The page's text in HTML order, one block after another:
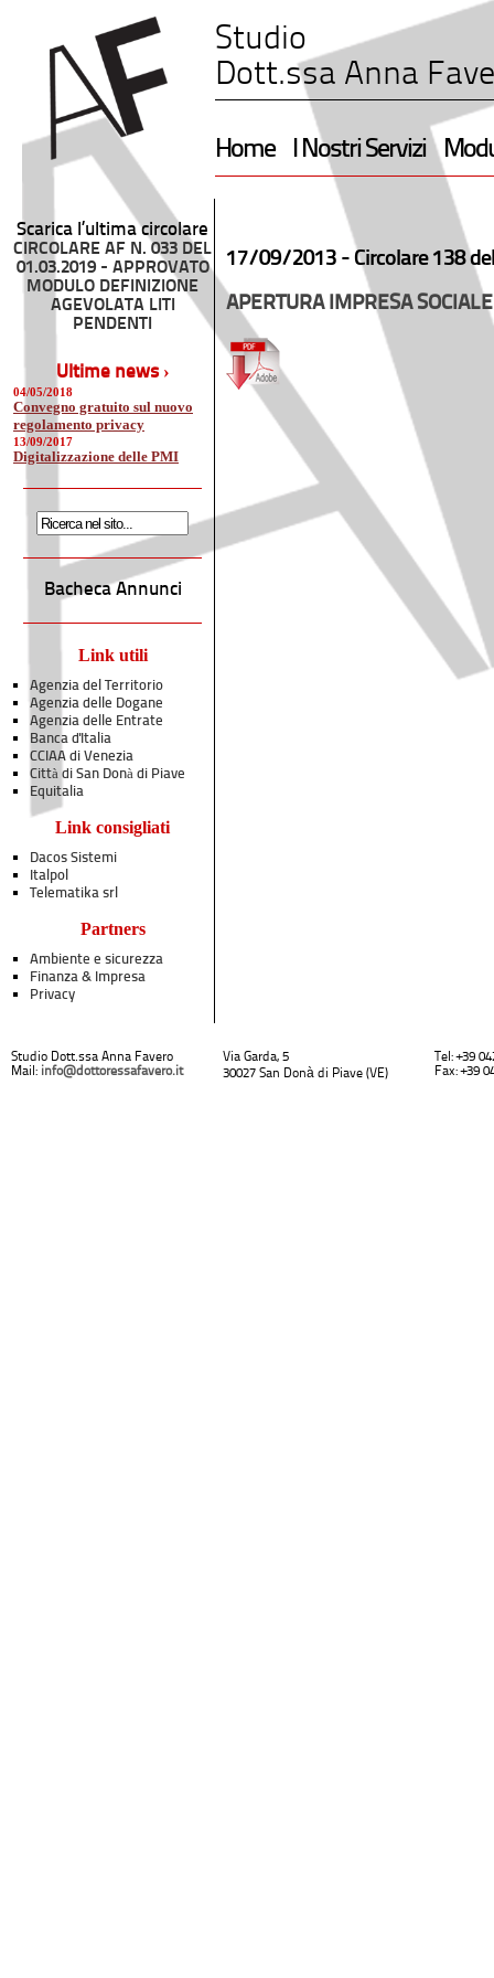
Studio
Dott.ssa Anna
Home I Nostri Servizi
Scarica l’ultima circolare
CIRCOLARE AF N. 033 DEL
01.03.2019 - APPROVATO
MODULO DEFINIZIONE
AGEVOLATA LITI
PENDENTI
Ultime news ›
04/05/2018
Convegno gratuito sul nuovo
regolamento privacy
13/09/2017
Digitalizzazione delle PMI
Bacheca Annunci
Link utili
Agenzia del Territorio
Agenzia delle Dogane
Agenzia delle Entrate
Banca d'Italia
CCIAA di Venezia
Città di San Donà di Piave
Equitalia
Link consigliati
Dacos Sistemi
Italpol
Telematika srl
Partners
Ambiente e sicurezza
Finanza & Impresa
Privacy
17/09/2013 - Circolare 138
APERTURA IMPRESA SOCIALE
Studio Dott.ssa Anna Favero
Mail: info@dottoressafavero.it
Via Garda, 5
30027 San Donà di Piave (VE)
Tel: +39
Fax: +39